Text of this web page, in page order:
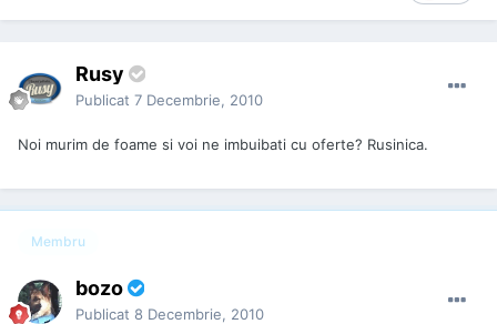
Rusy
Publicat 7 Decembrie, 2010
Noi murim de foame si voi ne imbuibati cu oferte? Rusinica.
Membru
bozo
Publicat 8 Decembrie, 2010